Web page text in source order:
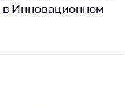
в Инновационном